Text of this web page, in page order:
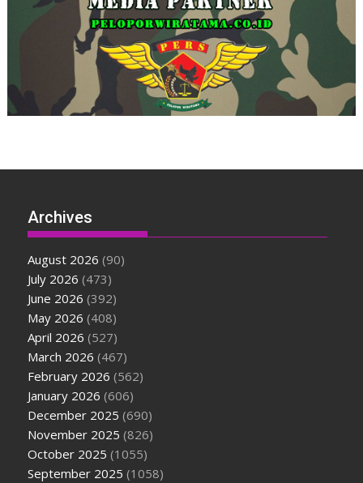
Archives
August 2026 (90)
July 2026 (473)
June 2026 (392)
May 2026 (408)
April 2026 (527)
March 2026 (467)
February 2026 (562)
January 2026 (606)
December 2025 (690)
November 2025 (826)
October 2025 (1055)
September 2025 (1058)